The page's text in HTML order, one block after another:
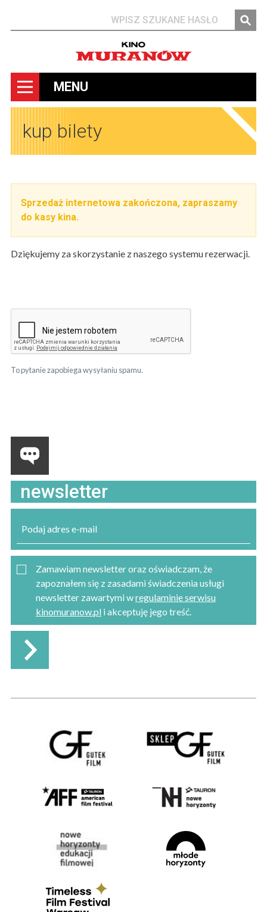
MENU
kup bilety
Sprzedaż internetowa zakończona, zapraszamy
do kasy kina.
Dziękujemy za skorzystanie z naszego systemu rezerwacji.
To pytanie zapobiega wysyłaniu spamu.
newsletter
Zamawiam newsletter oraz oświadczam, że
zapoznałem się z zasadami świadczenia usługi
newsletter zawartymi wregulaminie serwisu
kinomuranow.pl i akceptuję jego treść.